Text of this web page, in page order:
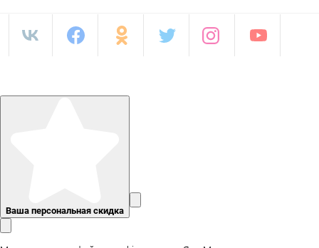
Ваша персональная скидка